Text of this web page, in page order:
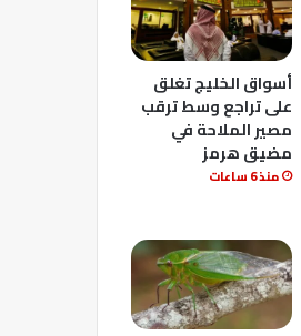
أسواق الخليج تغلق
على تراجع وسط ترقب
مصير الملاحة في
مضيق هرمز
منذ 6 ساعات